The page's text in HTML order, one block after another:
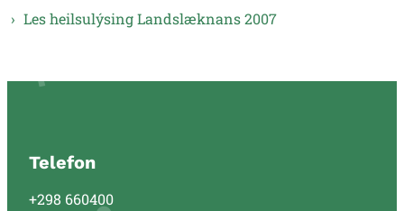
Les heilsulýsing Landslæknans 2007
Telefon
+298 660400